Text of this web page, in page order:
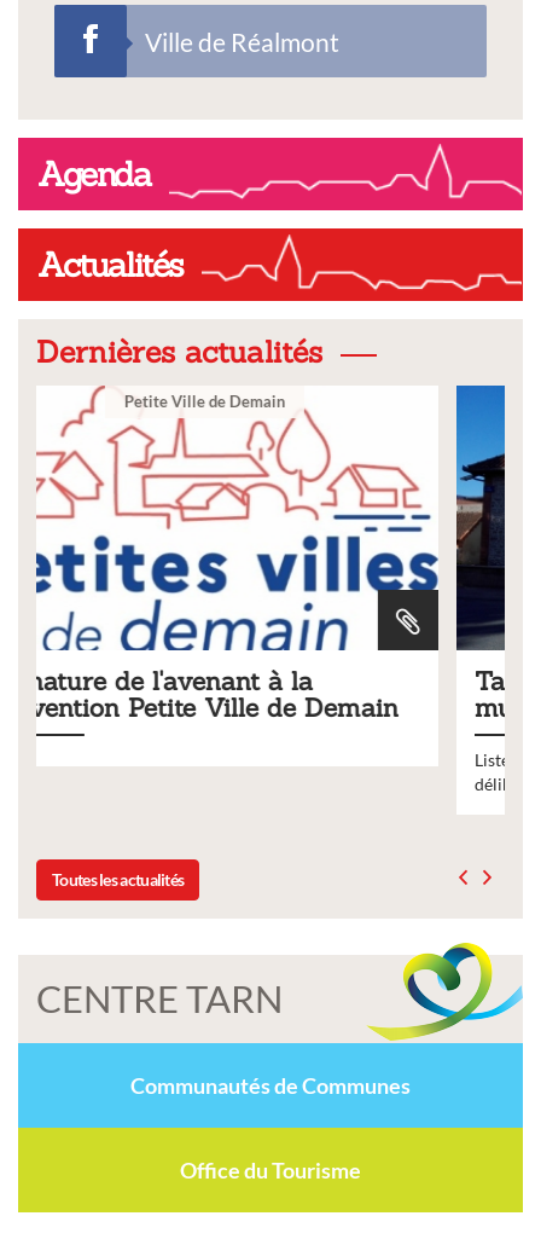
Ville de Réalmont
Agenda
Actualités
Dernières actualités
Tarifs 2026 des services
municipaux
délibération du conseil municipal du 19 décembre 2025
Toutes les actualités
CENTRE TARN
Communautés de Communes
Office du Tourisme